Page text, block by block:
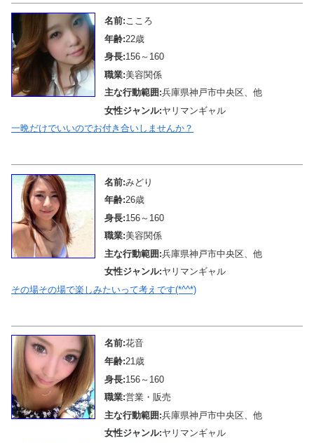
名前: こころ
年齢:22歳
身長:156～160
職業:美容関係
主な行動範囲:兵庫県神戸市中央区、他
女性ジャンル:ヤリマンギャル
一晩だけでいいのでお付き合いしませんか？
名前:みどり
年齢:26歳
身長:156～160
職業:美容関係
主な行動範囲:兵庫県神戸市中央区、他
女性ジャンル:ヤリマンギャル
その場その場で楽しみたいって考えです(*^^*)
名前:花音
年齢:21歳
身長:156～160
職業:営業・販売
主な行動範囲:兵庫県神戸市中央区、他
女性ジャンル:ヤリマンギャル